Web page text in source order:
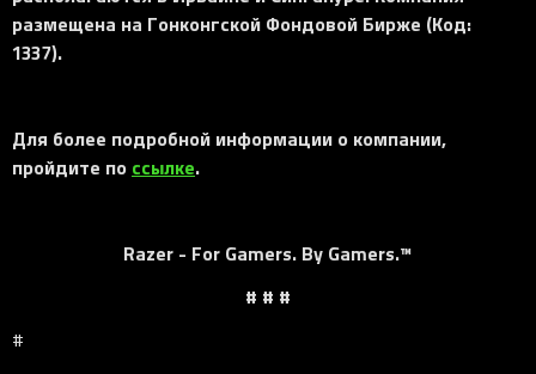
размещена на Гонконгской Фондовой Бирже (Код:
1337).
Для более подробной информации о компании,
пройдите по ссылке.
Razer - For Gamers. By Gamers.™
# # #
#